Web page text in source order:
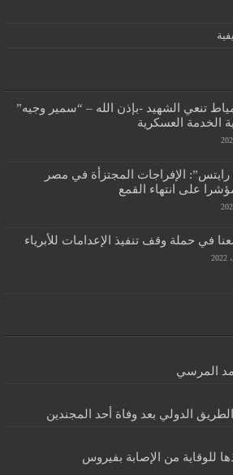
تنعي الشهيد -بإذن الله – “سمير وجيه”
الخدمة العسكرية
الإفراجات المجتزأة في مصر
على انتهاء القمع
في حملة وقف تنفيذ الإعدامات للأبرياء
المرسي
الدولي بعد وفاة أحد المجندين
للوقاية من الإصابة بفيروس